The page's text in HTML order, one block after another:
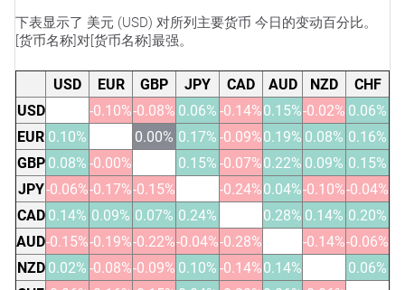
下表显示了 美元 (USD) 对所列主要货币 今日的变动百分比。
[货币名称]对[货币名称]最强。
USD EUR GBP JPY CAD AUD NZD
CHF
USD
-0.10%-0.08% 0.06%-0.14%0.15%-0.02% 0.06%
EUR 0.10% 0.00% 0.17%-0.09%0.19% 0.08% 0.16%
GBP 0.08%-0.00% 0.15%-0.07%0.22% 0.09% 0.15%
JPY-0.06%-0.17%-0.15% -0.24%0.04%-0.10%-0.04%
CAD 0.14% 0.09% 0.07% 0.24% 0.28% 0.14% 0.20%
AUD-0.15%-0.19%-0.22%-0.04%-0.28% -0.14%-0.06%
NZD 0.02%-0.08%-0.09% 0.10%-0.14%0.14%
0.06%